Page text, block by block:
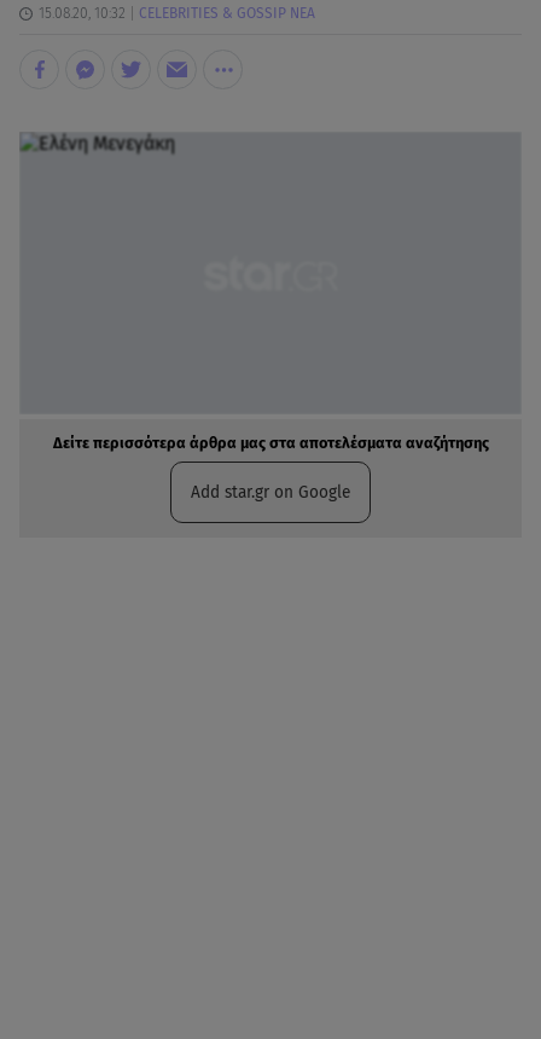
15.08.20, 10:32 CELEBRITIES & GOSSIP ΝΕΑ
Δείτε περισσότερα άρθρα μας στα αποτελέσματα αναζήτησης
Add star.gr on Google